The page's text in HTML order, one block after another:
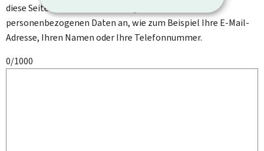
diese Seite zu verbessern. Bitte geben Sie keine
personenbezogenen Daten an, wie zum Beispiel Ihre E-Mail-
Adresse, Ihren Namen oder Ihre Telefonnummer.
0/1000